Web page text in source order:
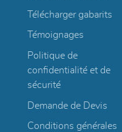
Télécharger gabarits
Témoignages
Politique de
confidentialité et de
sécurité
Demande de Devis
Conditions générales